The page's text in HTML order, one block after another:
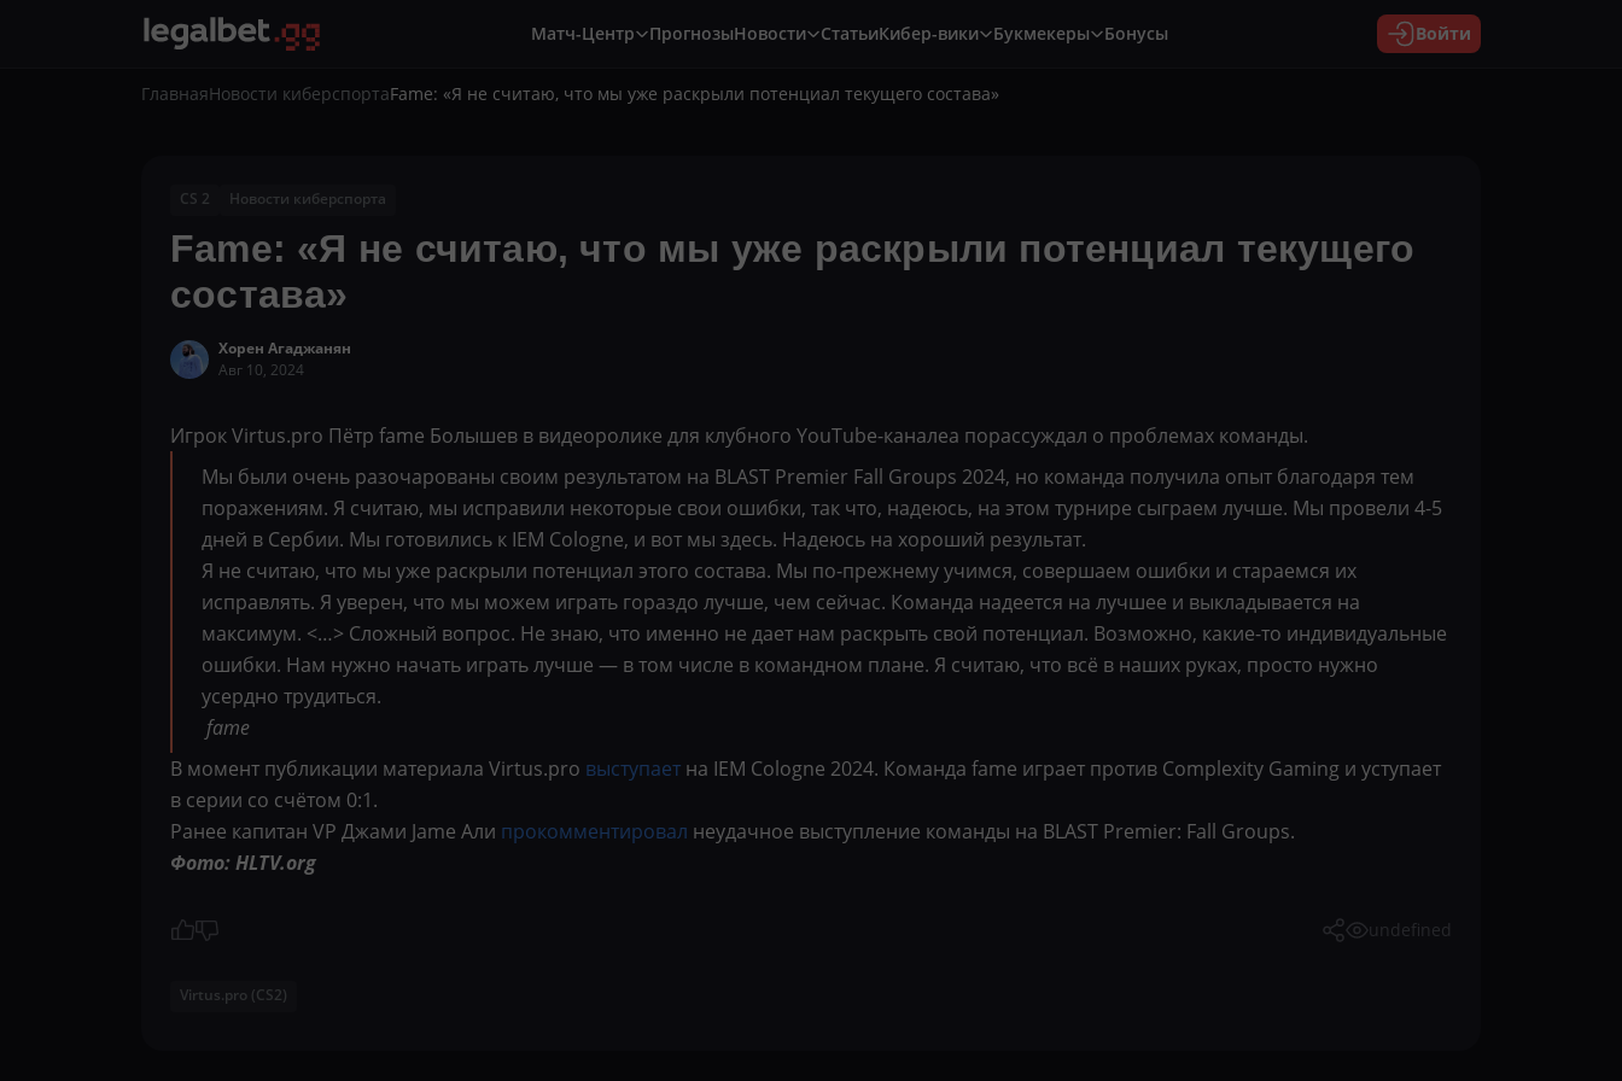
Матч-Центр ПрогнозыНовости СтатьиКибер-вики Букмекеры Бонусы Войти
ГлавнаяНовости киберспортаFame: «Я не считаю, что мы уже раскрыли потенциал текущего состава»
CS 2 Новости киберспорта
Fame: «Я не считаю, что мы уже раскрыли потенциал текущего
состава»
Хорен Агаджанян
Авг 10, 2024
Игрок Virtus.pro Пётр fame Болышев в видеоролике для клубного YouTube-каналеа порассуждал о проблемах команды.
Мы были очень разочарованы своим результатом на BLAST Premier Fall Groups 2024, но команда получила опыт благодаря тем
поражениям. Я считаю, мы исправили некоторые свои ошибки, так что, надеюсь, на этом турнире сыграем лучше. Мы провели 4-5
дней в Сербии. Мы готовились к IEM Cologne, и вот мы здесь. Надеюсь на хороший результат.
Я не считаю, что мы уже раскрыли потенциал этого состава. Мы по-прежнему учимся, совершаем ошибки и стараемся их
исправлять. Я уверен, что мы можем играть гораздо лучше, чем сейчас. Команда надеется на лучшее и выкладывается на
максимум. <…> Сложный вопрос. Не знаю, что именно не дает нам раскрыть свой потенциал. Возможно, какие-то индивидуальные
ошибки. Нам нужно начать играть лучше — в том числе в командном плане. Я считаю, что всё в наших руках, просто нужно
усердно трудиться.
fame
В момент публикации материала Virtus.pro выступает на IEM Cologne 2024. Команда fame играет против Complexity Gaming и уступает
в серии со счётом 0:1.
Ранее капитан VP Джами Jame Али прокомментировал неудачное выступление команды на BLAST Premier: Fall Groups.
Фото: HLTV.org
undefined
Virtus.pro (CS2)